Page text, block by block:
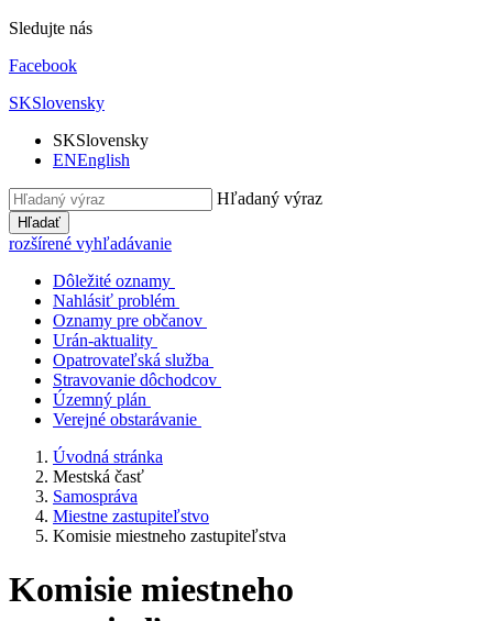
Sledujte nás
Facebook
SKSlovensky
SKSlovensky
ENEnglish
Hľadaný výraz
Hľadať
rozšírené vyhľadávanie
Dôležité oznamy
Nahlásiť problém
Oznamy pre občanov
Urán-aktuality
Opatrovateľská služba
Stravovanie dôchodcov
Územný plán
Verejné obstarávanie
Úvodná stránka
Mestská časť
Samospráva
Miestne zastupiteľstvo
Komisie miestneho zastupiteľstva
Komisie miestneho